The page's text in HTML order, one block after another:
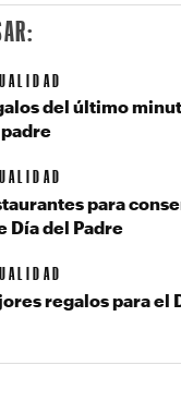
del último
para
Día del Padre
regalos para el